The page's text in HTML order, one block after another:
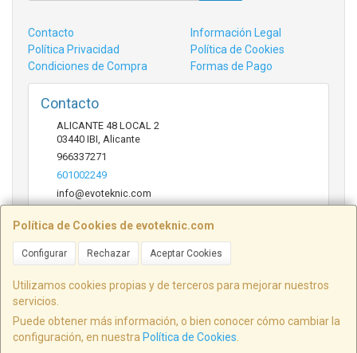
Política de Cookies de evoteknic.com
Configurar Rechazar Aceptar Cookies
Utilizamos cookies propias y de terceros para mejorar nuestros
servicios.
Puede obtener más información, o bien conocer cómo cambiar la
configuración, en nuestra Política de Cookies
Contacto
Información Legal
Política Privacidad
Política de Cookies
Condiciones de Compra
Formas de Pago
Contacto
ALICANTE 48 LOCAL 2
03440 IBI Alicante
966337271
601002249
info@evoteknic.com
Horario
ALICANTE 48 LOCAL 2, 03440, Alicante, España. - C.I.F.: B54578497 - Tfno:
601002249